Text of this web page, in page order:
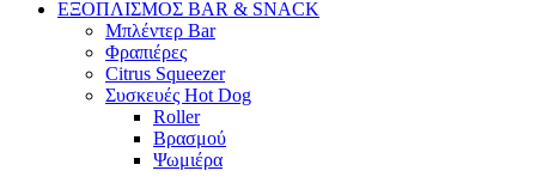
ΕΞΟΠΛΙΣΜΟΣ BAR & SNACK
Μπλέντερ Bar
Φραπιέρες
Citrus Squeezer
Συσκευές Hot Dog
Roller
Βρασμού
Ψωμιέρα